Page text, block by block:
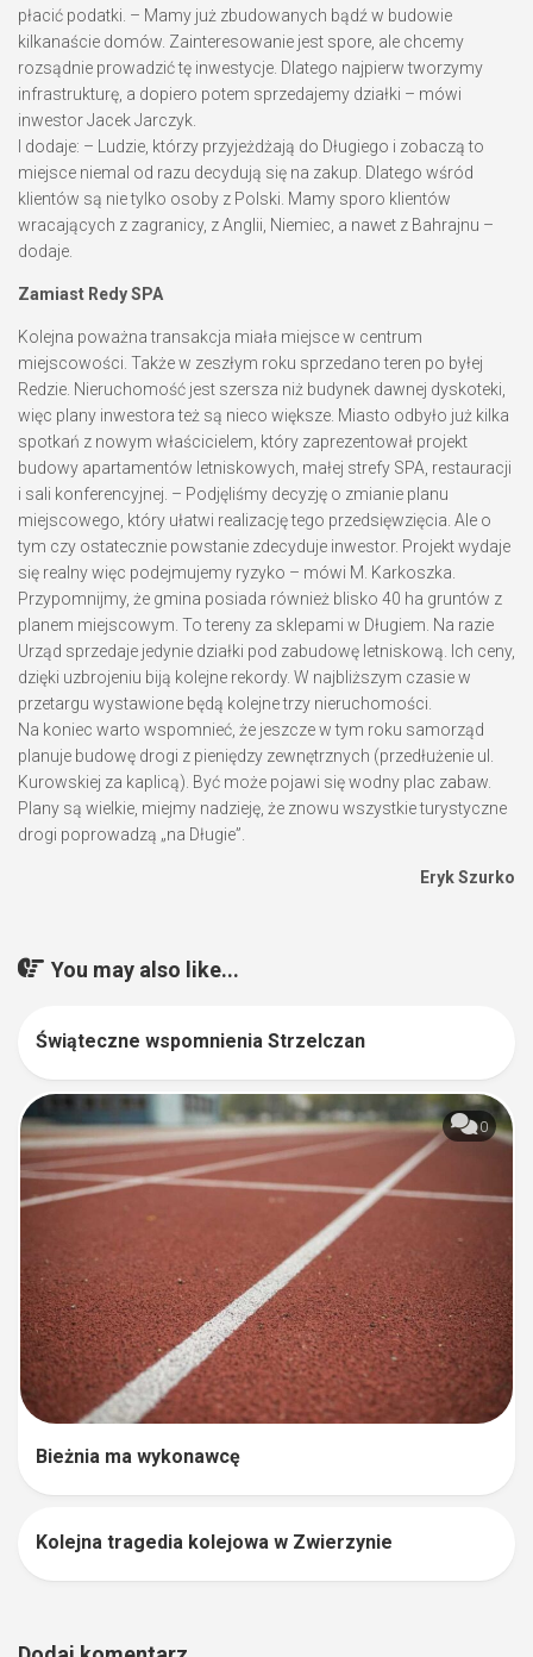
płacić podatki. – Mamy już zbudowanych bądź w budowie
kilkanaście domów. Zainteresowanie jest spore, ale chcemy
rozsądnie prowadzić tę inwestycje. Dlatego najpierw tworzymy
infrastrukturę, a dopiero potem sprzedajemy działki – mówi
inwestor Jacek Jarczyk.
I dodaje: – Ludzie, którzy przyjeżdżają do Długiego i zobaczą to
miejsce niemal od razu decydują się na zakup. Dlatego wśród
klientów są nie tylko osoby z Polski. Mamy sporo klientów
wracających z zagranicy, z Anglii, Niemiec, a nawet z Bahrajnu –
dodaje.
Zamiast Redy SPA
Kolejna poważna transakcja miała miejsce w centrum
miejscowości. Także w zeszłym roku sprzedano teren po byłej
Redzie. Nieruchomość jest szersza niż budynek dawnej dyskoteki,
więc plany inwestora też są nieco większe. Miasto odbyło już kilka
spotkań z nowym właścicielem, który zaprezentował projekt
budowy apartamentów letniskowych, małej strefy SPA, restauracji
i sali konferencyjnej. – Podjęliśmy decyzję o zmianie planu
miejscowego, który ułatwi realizację tego przedsięwzięcia. Ale o
tym czy ostatecznie powstanie zdecyduje inwestor. Projekt wydaje
się realny więc podejmujemy ryzyko – mówi M. Karkoszka.
Przypomnijmy, że gmina posiada również blisko 40 ha gruntów z
planem miejscowym. To tereny za sklepami w Długiem. Na razie
Urząd sprzedaje jedynie działki pod zabudowę letniskową. Ich ceny,
dzięki uzbrojeniu biją kolejne rekordy. W najbliższym czasie w
przetargu wystawione będą kolejne trzy nieruchomości.
Na koniec warto wspomnieć, że jeszcze w tym roku samorząd
planuje budowę drogi z pieniędzy zewnętrznych (przedłużenie ul.
Kurowskiej za kaplicą). Być może pojawi się wodny plac zabaw.
Plany są wielkie, miejmy nadzieję, że znowu wszystkie turystyczne
drogi poprowadzą „na Długie”.
Eryk Szurko
You may also like...
Świąteczne wspomnienia Strzelczan
0
Bieżnia ma wykonawcę
Kolejna tragedia kolejowa w Zwierzynie